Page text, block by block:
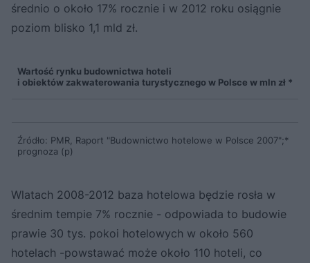
średnio o około 17% rocznie i w 2012 roku osiągnie
poziom blisko 1,1 mld zł.
Wartość rynku budownictwa hoteli
i obiektów zakwaterowania turystycznego w Polsce w mln zł *
Źródło: PMR, Raport "Budownictwo hotelowe w Polsce 2007";*
prognoza (p)
Wlatach 2008-2012 baza hotelowa będzie rosła w
średnim tempie 7% rocznie - odpowiada to budowie
prawie 30 tys. pokoi hotelowych w około 560
hotelach -powstawać może około 110 hoteli, co